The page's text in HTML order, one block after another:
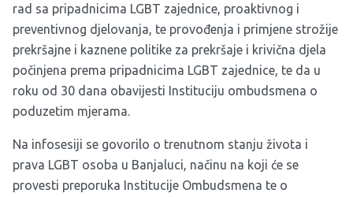
rad sa pripadnicima LGBT zajednice, proaktivnog i
preventivnog djelovanja, te provođenja i primjene strožije
prekršajne i kaznene politike za prekršaje i krivična djela
počinjena prema pripadnicima LGBT zajednice, te da u
roku od 30 dana obavijesti Instituciju ombudsmena o
poduzetim mjerama.
Na infosesiji se govorilo o trenutnom stanju života i
prava LGBT osoba u Banjaluci, načinu na koji će se
provesti preporuka Institucije Ombudsmena te o